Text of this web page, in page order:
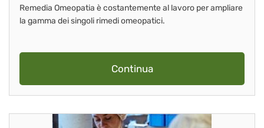
Remedia Omeopatia è costantemente al lavoro per ampliare
la gamma dei singoli rimedi omeopatici.
Continua